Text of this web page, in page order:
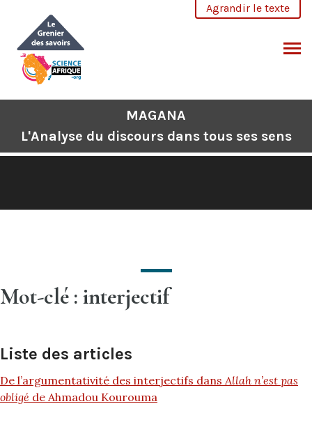
contenu
Agrandir le texte
MAGANA
L'Analyse du discours dans tous ses sens
Mot-clé : interjectif
Liste des articles
De l’argumentativité des interjectifs dansAllah n’est pas
obligé de Ahmadou Kourouma